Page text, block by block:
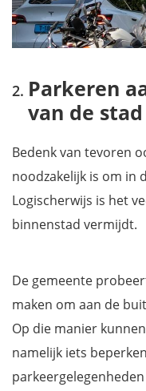
Parkeren
van de stad
Bedenk van tevoren
noodzakelijk is om in
Logischerwijs is het
binnenstad vermijdt.
De gemeente
maken om aan de
Op die manier
namelijk iets